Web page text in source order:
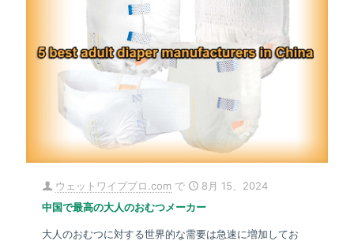
ウェットワイププロ.com で
8月 15、2024
中国で最高の大人のおむつメーカー
大人のおむつに対する世界的な需要は急速に増加してお